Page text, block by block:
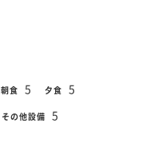
朝食 5 夕食 5
その他設備 5